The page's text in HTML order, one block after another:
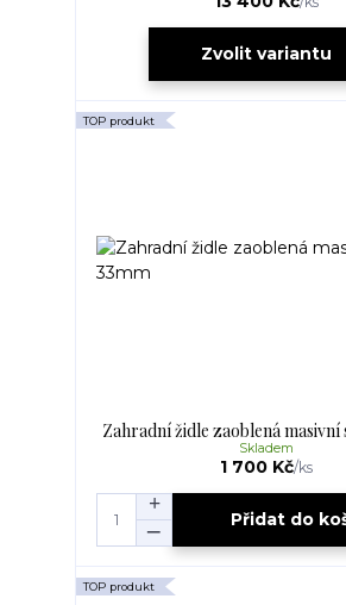
Zvolit variantu
TOP produkt
Zahradní židle zaoblená masivní
1 700 Kč/ks
Skladem
Přidat do
TOP produkt